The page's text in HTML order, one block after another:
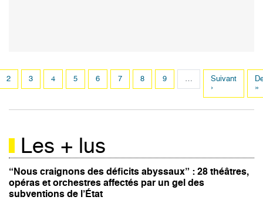
Pagination
Page
2 Page
3 Page
4 Page
5 Page
6 Page
7 Page
8 Page
9 …
Page
suivante
Suivant
›
»
Les + lus
“Nous craignons des déficits abyssaux” : 28 théâtres,
opéras et orchestres affectés par un gel des
subventions de l’État